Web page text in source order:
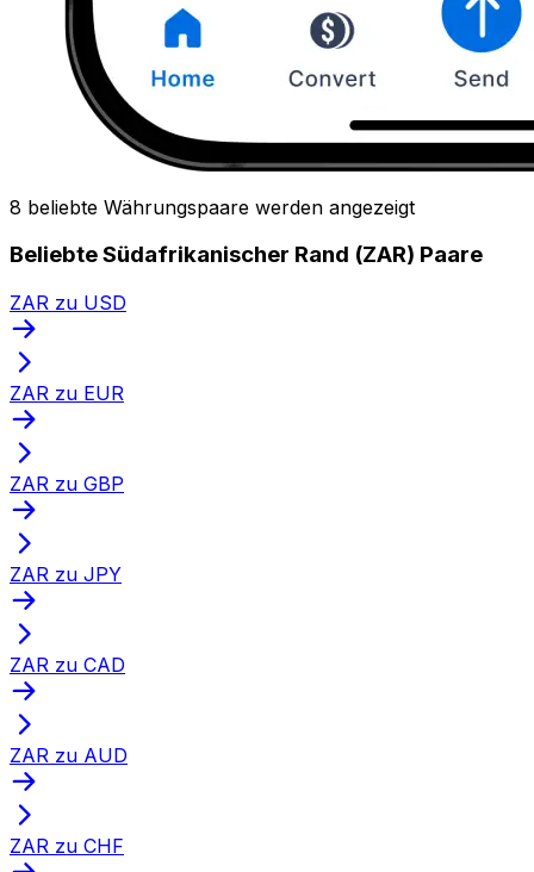
8 beliebte Währungspaare werden angezeigt
Beliebte Südafrikanischer Rand (ZAR) Paare
ZAR zu USD
ZAR zu EUR
ZAR zu GBP
ZAR zu JPY
ZAR zu CAD
ZAR zu AUD
ZAR zu CHF